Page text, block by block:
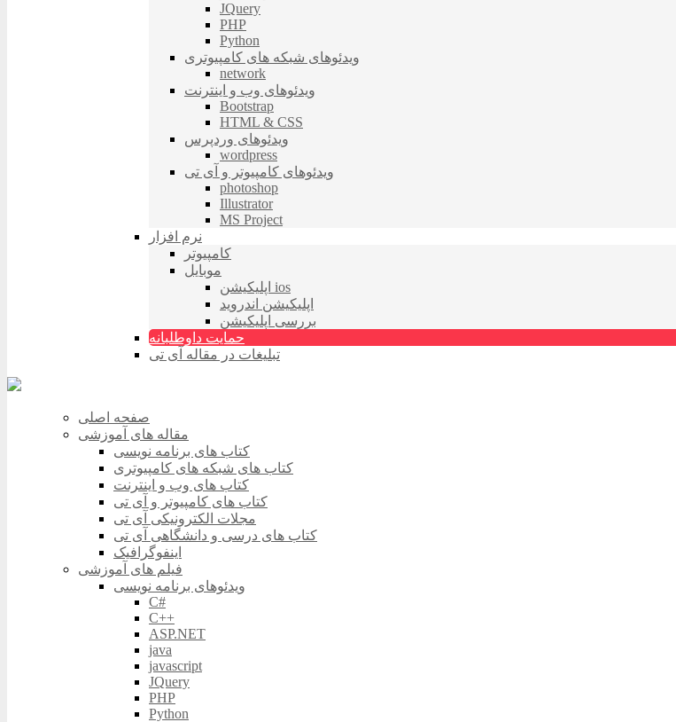
JQuery
PHP
Python
ویدئوهای شبکه های کامپیوتری
network
ویدئوهای وب و اینترنت
Bootstrap
HTML & CSS
ویدئوهای وردپرس
wordpress
ویدئوهای کامپیوتر و آی تی
photoshop
Illustrator
MS Project
نرم افزار
کامپیوتر
موبایل
اپلیکیشن ios
اپلیکیشن اندروید
بررسی اپلیکیشن
حمایت داوطلبانه
تبلیغات در مقاله آی تی
صفحه اصلی
مقاله های آموزشی
کتاب های برنامه نویسی
کتاب های شبکه های کامپیوتری
کتاب های وب و اینترنت
کتاب های کامپیوتر و آی تی
مجلات الکترونیکی آی تی
کتاب های درسی و دانشگاهی آی تی
اینفوگرافیک
فیلم های آموزشی
ویدئوهای برنامه نویسی
C#
C++
ASP.NET
java
javascript
JQuery
PHP
Python